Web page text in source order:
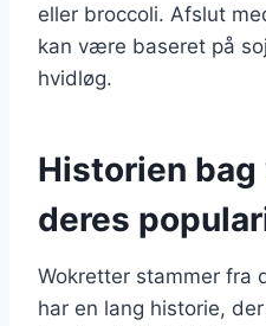
eller broccoli. Afslut
kan være baseret på
hvidløg.
Historien
deres
Wokretter stammer fra
har en lang historie,